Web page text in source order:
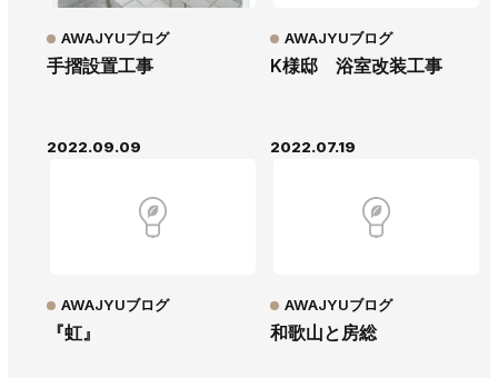
手摺設置工事
AWAJYUブログ
2022.09.09
K様邸 浴室改装工事
AWAJYUブログ
2022.07.19
『虹』
AWAJYUブログ
和歌山と房総
AWAJYUブログ